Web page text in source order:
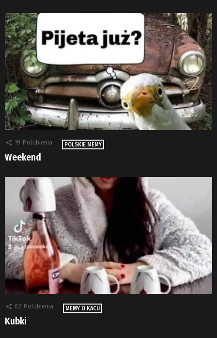
19 Polubienia POLSKIE MEMY
Weekend
62 Polubienia MEMY O KACU
Kubki